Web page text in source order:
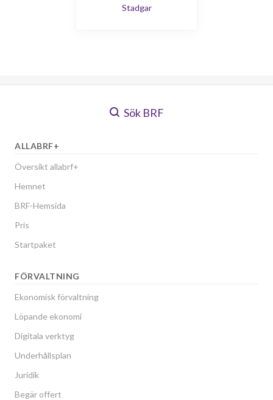
Stadgar
Sök BRF
ALLABRF+
Översikt allabrf+
Hemnet
BRF-Hemsida
Pris
Startpaket
FÖRVALTNING
Ekonomisk förvaltning
Löpande ekonomi
Digitala verktyg
Underhållsplan
Juridik
Begär offert